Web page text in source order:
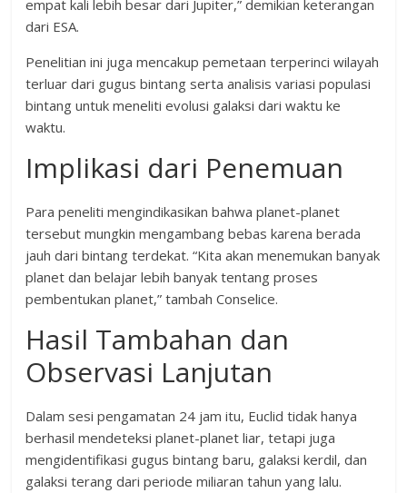
empat kali lebih besar dari Jupiter,” demikian keterangan
dari ESA.
Penelitian ini juga mencakup pemetaan terperinci wilayah
terluar dari gugus bintang serta analisis variasi populasi
bintang untuk meneliti evolusi galaksi dari waktu ke
waktu.
Implikasi dari Penemuan
Para peneliti mengindikasikan bahwa planet-planet
tersebut mungkin mengambang bebas karena berada
jauh dari bintang terdekat. “Kita akan menemukan banyak
planet dan belajar lebih banyak tentang proses
pembentukan planet,” tambah Conselice.
Hasil Tambahan dan
Observasi Lanjutan
Dalam sesi pengamatan 24 jam itu, Euclid tidak hanya
berhasil mendeteksi planet-planet liar, tetapi juga
mengidentifikasi gugus bintang baru, galaksi kerdil, dan
galaksi terang dari periode miliaran tahun yang lalu.